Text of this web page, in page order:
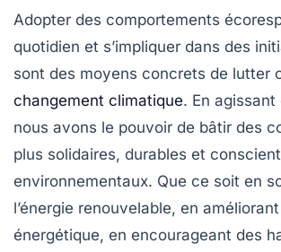
Adopter des comportements
quotidien et s’impliquer dans des
sont des moyens concrets de lutter
changement climatique. En agissant
nous avons le pouvoir de bâtir des
plus solidaires, durables et
environnementaux. Que ce soit en
l’énergie renouvelable, en
énergétique, en encourageant des